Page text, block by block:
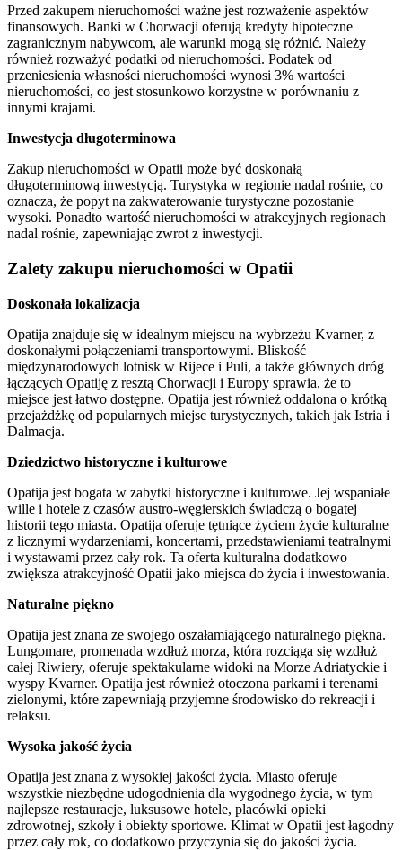
Przed zakupem nieruchomości ważne jest rozważenie aspektów
finansowych. Banki w Chorwacji oferują kredyty hipoteczne
zagranicznym nabywcom, ale warunki mogą się różnić. Należy
również rozważyć podatki od nieruchomości. Podatek od
przeniesienia własności nieruchomości wynosi 3% wartości
nieruchomości, co jest stosunkowo korzystne w porównaniu z
innymi krajami.
Inwestycja długoterminowa
Zakup nieruchomości w Opatii może być doskonałą
długoterminową inwestycją. Turystyka w regionie nadal rośnie, co
oznacza, że popyt na zakwaterowanie turystyczne pozostanie
wysoki. Ponadto wartość nieruchomości w atrakcyjnych regionach
nadal rośnie, zapewniając zwrot z inwestycji.
Zalety zakupu nieruchomości w Opatii
Doskonała lokalizacja
Opatija znajduje się w idealnym miejscu na wybrzeżu Kvarner, z
doskonałymi połączeniami transportowymi. Bliskość
międzynarodowych lotnisk w Rijece i Puli, a także głównych dróg
łączących Opatiję z resztą Chorwacji i Europy sprawia, że to
miejsce jest łatwo dostępne. Opatija jest również oddalona o krótką
przejażdżkę od popularnych miejsc turystycznych, takich jak Istria i
Dalmacja.
Dziedzictwo historyczne i kulturowe
Opatija jest bogata w zabytki historyczne i kulturowe. Jej wspaniałe
wille i hotele z czasów austro-węgierskich świadczą o bogatej
historii tego miasta. Opatija oferuje tętniące życiem życie kulturalne
z licznymi wydarzeniami, koncertami, przedstawieniami teatralnymi
i wystawami przez cały rok. Ta oferta kulturalna dodatkowo
zwiększa atrakcyjność Opatii jako miejsca do życia i inwestowania.
Naturalne piękno
Opatija jest znana ze swojego oszałamiającego naturalnego piękna.
Lungomare, promenada wzdłuż morza, która rozciąga się wzdłuż
całej Riwiery, oferuje spektakularne widoki na Morze Adriatyckie i
wyspy Kvarner. Opatija jest również otoczona parkami i terenami
zielonymi, które zapewniają przyjemne środowisko do rekreacji i
relaksu.
Wysoka jakość życia
Opatija jest znana z wysokiej jakości życia. Miasto oferuje
wszystkie niezbędne udogodnienia dla wygodnego życia, w tym
najlepsze restauracje, luksusowe hotele, placówki opieki
zdrowotnej, szkoły i obiekty sportowe. Klimat w Opatii jest łagodny
przez cały rok, co dodatkowo przyczynia się do jakości życia.